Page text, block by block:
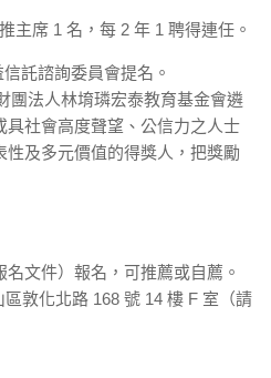
主席 1 名，每 2 年 1 聘得連任。
託諮詢委員會提名。
團法人林堉璘宏泰教育基金會遴
具社會高度聲望、公信力之人士
性及多元價值的得獎人，把獎勵
文件）報名，可推薦或自薦。
敦化北路 168 號 14 樓 F 室（請